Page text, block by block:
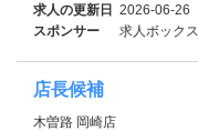
求人の更新日 2026-06-26
スポンサー
求人ボックス
店長候補
木曽路 岡崎店